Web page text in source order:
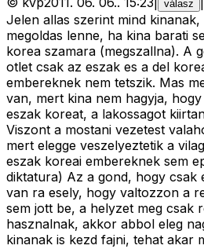
válasz
Jelen allas szerint mind
megoldas lenne, ha kina barati
korea szamara (megszallna). A
otlet csak az eszak es a del
embereknek nem tetszik. Mas
van, mert kina nem hagyja,
eszak koreat, a lakossagot
Viszont a mostani vezetest
mert elegge veszelyeztetik a
eszak koreai embereknek sem
diktatura) Az a gond, hogy csak
van ra esely, hogy valtozzon a
sem jott be, a helyzet meg csak
hasznalnak, akkor abbol eleg
kinanak is kezd fajni, tehat akar